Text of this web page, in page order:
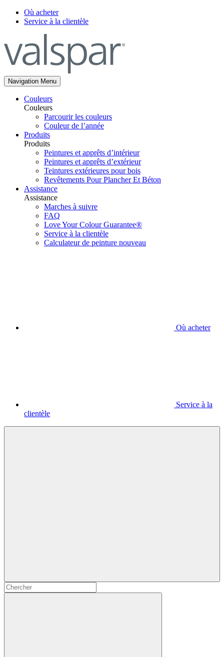
Où acheter
Service à la clientèle
Navigation Menu
Couleurs
Couleurs
Parcourir les couleurs
Couleur de l’année
Produits
Produits
Peintures et apprêts d’intérieur
Peintures et apprêts d’extérieur
Teintures extérieures pour bois
Revêtements Pour Plancher Et Béton
Assistance
Assistance
Marches à suivre
FAQ
Love Your Colour Guarantee®
Service à la clientèle
Calculateur de peinture nouveau
Où acheter
Service à la
clientèle